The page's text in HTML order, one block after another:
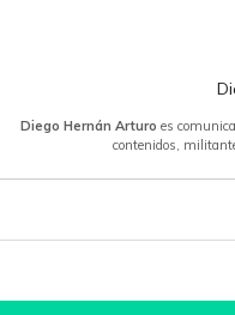
Diego Hernán Arturo es
contenidos,